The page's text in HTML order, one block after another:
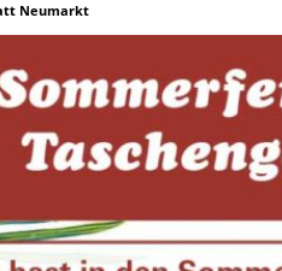
Neumarkt